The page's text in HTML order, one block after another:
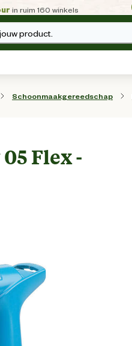
in ruim 160 winkels
product.
Schoonmaakgereedschap
Flex -